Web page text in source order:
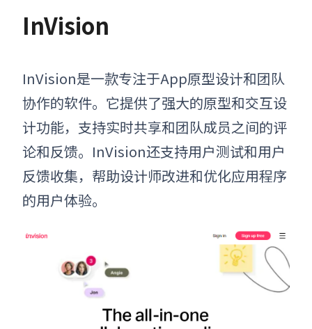
InVision
InVision是一款专注于App原型设计和团队
协作的软件。它提供了强大的原型和交互设
计功能，支持实时共享和团队成员之间的评
论和反馈。InVision还支持用户测试和用户
反馈收集，帮助设计师改进和优化应用程序
的用户体验。